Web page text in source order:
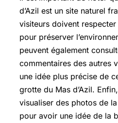
d’Azil est un site naturel
visiteurs doivent
pour préserver
peuvent également
commentaires des autres
une idée plus précise de
grotte du Mas d’Azil.
visualiser des photos de
pour avoir une idée de la